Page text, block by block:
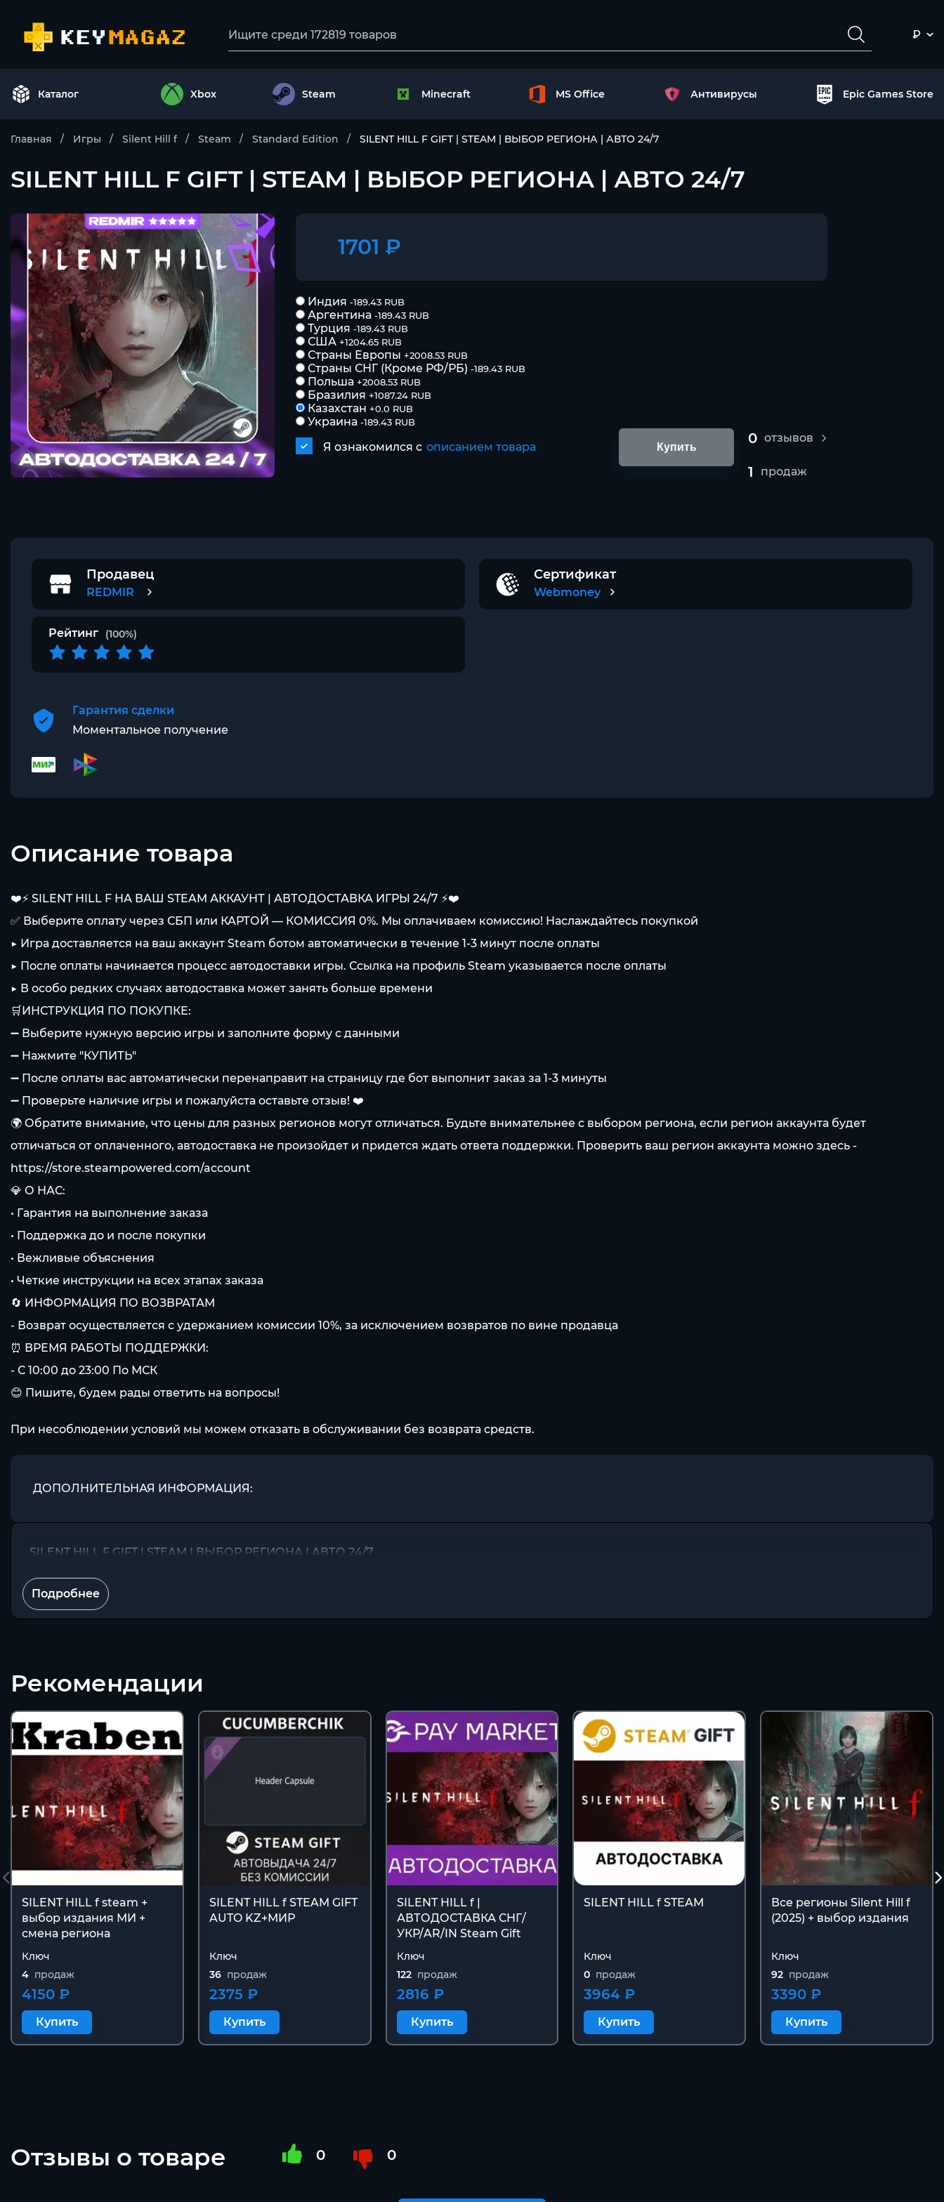
₽
Каталог Xbox Steam Minecraft MS Office Антивирусы Epic Games Store
Главная Игры Silent Hill f Steam Standard Edition SILENT HILL F GIFT | STEAM | ВЫБОР РЕГИОНА | АВТО 24/7
SILENT HILL F GIFT | STEAM | ВЫБОР РЕГИОНА | АВТО 24/7
1701 ₽
Индия -189.43 RUB
Аргентина -189.43 RUB
Турция -189.43 RUB
США +1204.65 RUB
Страны Европы +2008.53 RUB
Страны СНГ (Кроме РФ/РБ) -189.43 RUB
Польша +2008.53 RUB
Бразилия +1087.24 RUB
Казахстан +0.0 RUB
Украина -189.43 RUB
Я ознакомился с описанием товара Купить
0 отзывов
1 продаж
Продавец
REDMIR
Сертификат
Webmoney
Рейтинг (100%)
Гарантия сделки
Моментальное получение
Описание товара
❤️⚡️ SILENT HILL F НА ВАШ STEAM АККАУНТ | АВТОДОСТАВКА ИГРЫ 24/7 ⚡️❤️
✅ Выберите оплату через СБП или КАРТОЙ — КОМИССИЯ 0%. Мы оплачиваем комиссию! Наслаждайтесь покупкой
▶️ Игра доставляется на ваш аккаунт Steam ботом автоматически в течение 1-3 минут после оплаты
▶️ После оплаты начинается процесс автодоставки игры. Ссылка на профиль Steam указывается после оплаты
▶️ В особо редких случаях автодоставка может занять больше времени
🛒ИНСТРУКЦИЯ ПО ПОКУПКЕ:
➖ Выберите нужную версию игры и заполните форму с данными
➖ Нажмите "КУПИТЬ"
➖ После оплаты вас автоматически перенаправит на страницу где бот выполнит заказ за 1-3 минуты
➖ Проверьте наличие игры и пожалуйста оставьте отзыв! ❤️
🌍 Обратите внимание, что цены для разных регионов могут отличаться. Будьте внимательнее с выбором региона, если регион аккаунта будет
отличаться от оплаченного, автодоставка не произойдет и придется ждать ответа поддержки. Проверить ваш регион аккаунта можно здесь -
https://store.steampowered.com/account
💎 О НАС:
• Гарантия на выполнение заказа
• Поддержка до и после покупки
• Вежливые объяснения
• Четкие инструкции на всех этапах заказа
🔄 ИНФОРМАЦИЯ ПО ВОЗВРАТАМ
- Возврат осуществляется с удержанием комиссии 10%, за исключением возвратов по вине продавца
⏰ ВРЕМЯ РАБОТЫ ПОДДЕРЖКИ:
- С 10:00 до 23:00 По МСК
😊 Пишите, будем рады ответить на вопросы!
При несоблюдении условий мы можем отказать в обслуживании без возврата средств.
ДОПОЛНИТЕЛЬНАЯ ИНФОРМАЦИЯ:
SILENT HILL F GIFT | STEAM | ВЫБОР РЕГИОНА | АВТО 24/7
Подробнее
Рекомендации
SILENT HILL f steam +
выбор издания МИ +
смена региона
Ключ
4 продаж
4150 ₽
Купить
SILENT HILL f STEAM GIFT
AUTO KZ+МИР
Ключ
36 продаж
2375 ₽
Купить
SILENT HILL f |
АВТОДОСТАВКА СНГ/
УКР/AR/IN Steam Gift
Ключ
122 продаж
2816 ₽
Купить
SILENT HILL f STEAM
Ключ
0 продаж
3964 ₽
Купить
Все регионы Silent Hill f
(2025) + выбор издания
Ключ
92 продаж
3390 ₽
Купить
Отзывы о товаре 0 0